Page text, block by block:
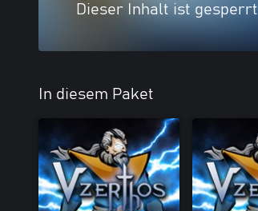
Dieser Inhalt ist gesperrt
In diesem Paket